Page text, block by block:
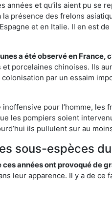
années et qu’ils aient pu
la présence des frelons
et en Italie. Il en est
a été observé en France,
porcelaines chinoises. Ils
par un essaim
pour l’homme, les
les pompiers soient
ils pullulent sur au
sous-espèces
années ont provoqué de
leur apparence. Il y a de